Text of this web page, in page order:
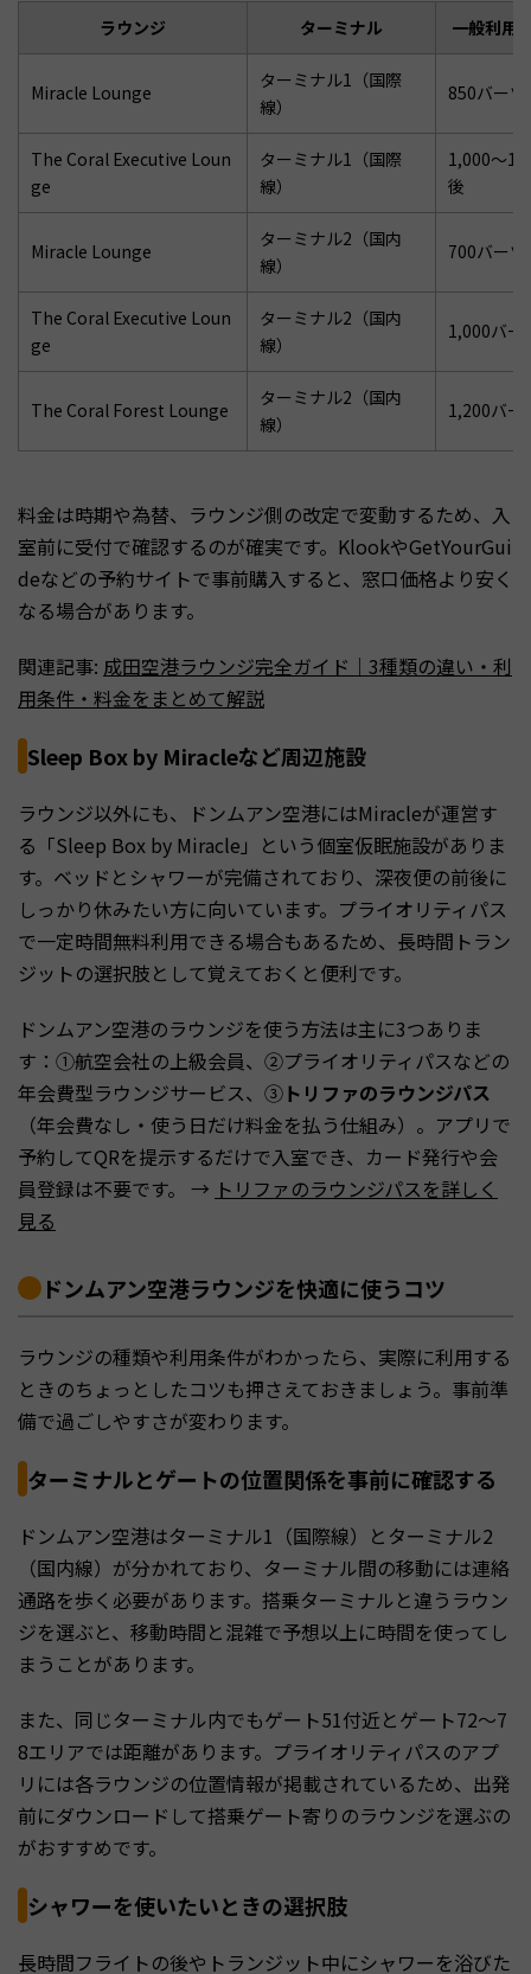
ラウンジ ターミナル 一般利用
Miracle Lounge
ターミナル1（国際
線）
850バーツ
The Coral Executive Loun
ge
ターミナル1（国際
線）
1,000〜
後
Miracle Lounge
ターミナル2（国内
線）
700バーツ
The Coral Executive Loun
ge
ターミナル2（国内
線）
1,000バー
The Coral Forest Lounge
ターミナル2（国内
線）
1,200バー
料金は時期や為替、ラウンジ側の改定で変動するため、入
室前に受付で確認するのが確実です。KlookやGetYourGui
deなどの予約サイトで事前購入すると、窓口価格より安く
なる場合があります。
関連記事: 成田空港ラウンジ完全ガイド｜3種類の違い・利
用条件・料金をまとめて解説
Sleep Box by Miracleなど周辺施設
ラウンジ以外にも、ドンムアン空港にはMiracleが運営す
る「Sleep Box by Miracle」という個室仮眠施設がありま
す。ベッドとシャワーが完備されており、深夜便の前後に
しっかり休みたい方に向いています。プライオリティパス
で一定時間無料利用できる場合もあるため、長時間トラン
ジットの選択肢として覚えておくと便利です。
ドンムアン空港のラウンジを使う方法は主に3つありま
す：①航空会社の上級会員、②プライオリティパスなどの
年会費型ラウンジサービス、③トリファのラウンジパス
（年会費なし・使う日だけ料金を払う仕組み）。アプリで
予約してQRを提示するだけで入室でき、カード発行や会
員登録は不要です。 → トリファのラウンジパスを詳しく
見る
ドンムアン空港ラウンジを快適に使うコツ
ラウンジの種類や利用条件がわかったら、実際に利用する
ときのちょっとしたコツも押さえておきましょう。事前準
備で過ごしやすさが変わります。
ターミナルとゲートの位置関係を事前に確認する
ドンムアン空港はターミナル1（国際線）とターミナル2
（国内線）が分かれており、ターミナル間の移動には連絡
通路を歩く必要があります。搭乗ターミナルと違うラウン
ジを選ぶと、移動時間と混雑で予想以上に時間を使ってし
まうことがあります。
また、同じターミナル内でもゲート51付近とゲート72〜7
8エリアでは距離があります。プライオリティパスのアプ
リには各ラウンジの位置情報が掲載されているため、出発
前にダウンロードして搭乗ゲート寄りのラウンジを選ぶの
がおすすめです。
シャワーを使いたいときの選択肢
長時間フライトの後やトランジット中にシャワーを浴びた